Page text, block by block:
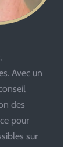
Avec un
des
pour
sur